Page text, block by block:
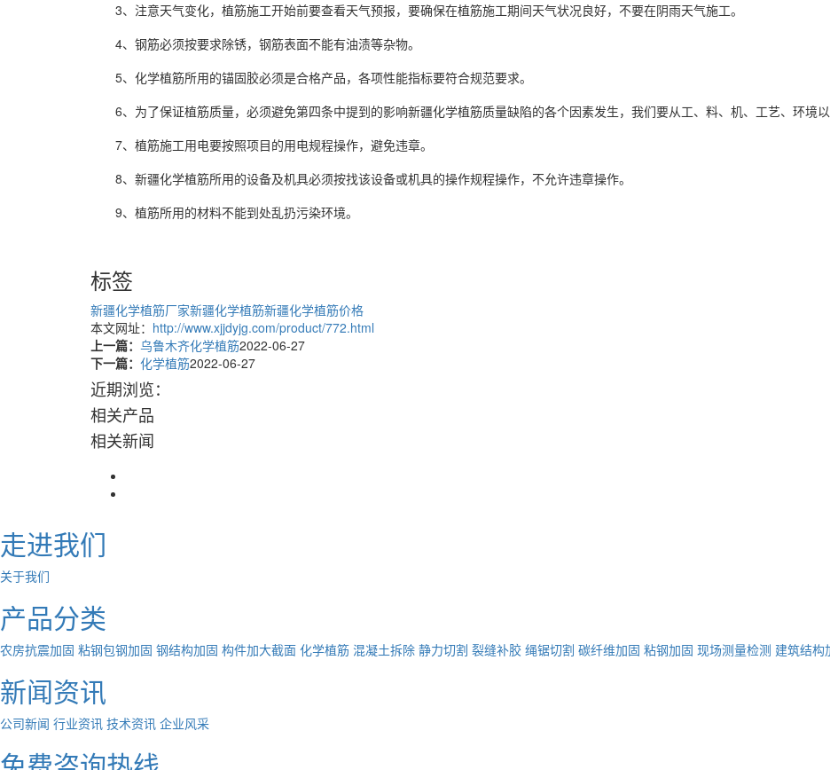
3、注意天气变化，植筋施工开始前要查看天气预报，要确保在植筋施工期间天气状况良好，不要在阴雨天气施工。
4、钢筋必须按要求除锈，钢筋表面不能有油渍等杂物。
5、化学植筋所用的锚固胶必须是合格产品，各项性能指标要符合规范要求。
6、为了保证植筋质量，必须避免第四条中提到的影响新疆化学植筋质量缺陷的各个因素发生，我们要从工、料、机、工艺、环境
7、植筋施工用电要按照项目的用电规程操作，避免违章。
8、 新疆化学植筋所用的设备及机具必须按找该设备或机具的操作规程操作，不允许违章操作。
9、植筋所用的材料不能到处乱扔污染环境。
标签
新疆化学植筋厂家新疆化学植筋新疆化学植筋价格
本文网址： http://www.xjjdyjg.com/product/772.html
上一篇： 乌鲁木齐化学植筋2022-06-27
下一篇： 化学植筋2022-06-27
近期浏览：
相关产品
相关新闻
走进我们
关于我们
产品分类
农房抗震加固 粘钢包钢加固 钢结构加固 构件加大截面 化学植筋 混凝土拆除 静力切割 裂缝补胶 绳锯切割 碳纤维加固 粘钢加固 现场测量检测 建筑结构
新闻资讯
公司新闻 行业资讯 技术资讯 企业风采